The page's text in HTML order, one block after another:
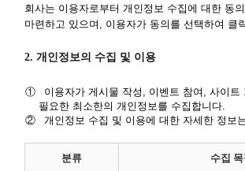
회사는 이용자로부터 개인정보 수집에 대한 동
마련하고 있으며, 이용자가 동의를 선택하여 클
2. 개인정보의 수집 및 이용
①
이용자가 게시물 작성, 이벤트 참여, 사이
필요한 최소한의 개인정보를 수집합니다.
②
개인정보 수집 및 이용에 대한 자세한 정보
분류 수집 목